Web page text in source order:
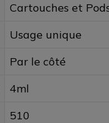
Cartouches et
Usage unique
Par le côté
4ml
510